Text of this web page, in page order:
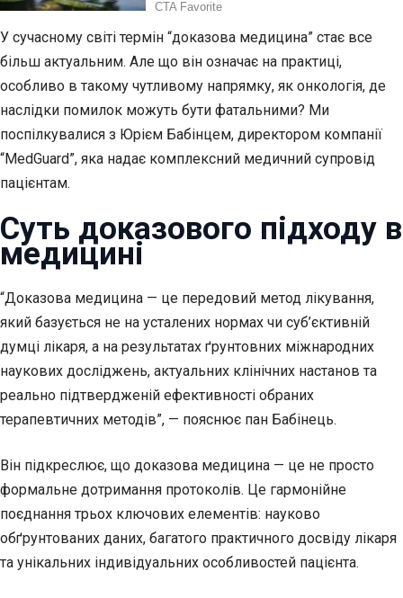
У сучасному світі термін “доказова медицина” стає все
більш актуальним. Але що він означає на практиці,
особливо в такому чутливому напрямку, як онкологія, де
наслідки помилок можуть бути фатальними? Ми
поспілкувалися з Юрієм Бабінцем, директором компанії
“MedGuard”, яка надає комплексний медичний супровід
пацієнтам.
Суть доказового підходу в
медицині
“Доказова медицина — це передовий метод лікування,
який базується не на усталених нормах чи суб’єктивній
думці лікаря, а на результатах ґрунтовних міжнародних
наукових досліджень, актуальних клінічних настанов та
реально підтвердженій ефективності обраних
терапевтичних методів”, — пояснює пан Бабінець.
Він підкреслює, що доказова медицина — це не просто
формальне дотримання протоколів. Це гармонійне
поєднання трьох ключових елементів: науково
обґрунтованих даних, багатого практичного досвіду лікаря
та унікальних індивідуальних особливостей пацієнта.